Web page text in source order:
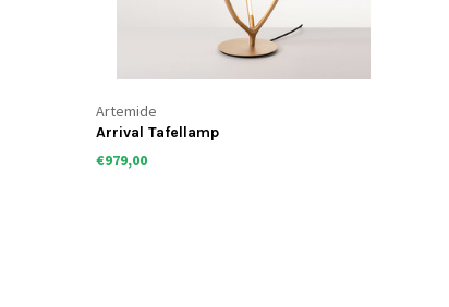
Artemide
Arrival Tafellamp
€979,00